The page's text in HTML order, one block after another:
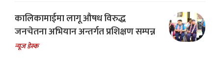
कालिकामाईमा लागू औषध विरुद्ध
जनचेतना अभियान अन्तर्गत प्रशिक्षण सम्पन्न
न्यूज डेस्क